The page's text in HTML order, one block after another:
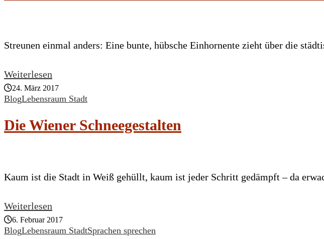
Streunen einmal anders: Eine bunte, hübsche Einhornente zieht über die
Weiterlesen
24. März 2017
BlogLebensraum Stadt
Die Wiener Schneegestalten
Kaum ist die Stadt in Weiß gehüllt, kaum ist jeder Schritt gedämpft – da
Weiterlesen
6. Februar 2017
BlogLebensraum StadtSprachen sprechen